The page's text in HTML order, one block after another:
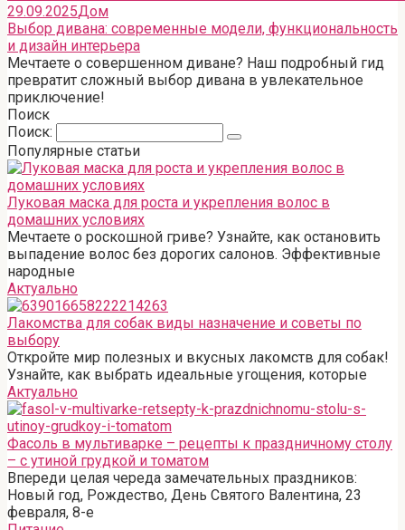
29.09.2025Дом
Выбор дивана: современные модели, функциональность
и дизайн интерьера
Мечтаете о совершенном диване? Наш подробный гид
превратит сложный выбор дивана в увлекательное
приключение!
Поиск
Поиск:
Популярные статьи
Луковая маска для роста и укрепления волос в
домашних условиях
Мечтаете о роскошной гриве? Узнайте, как остановить
выпадение волос без дорогих салонов. Эффективные
народные
Актуально
Лакомства для собак виды назначение и советы по
выбору
Откройте мир полезных и вкусных лакомств для собак!
Узнайте, как выбрать идеальные угощения, которые
Актуально
Фасоль в мультиварке – рецепты к праздничному столу
– с утиной грудкой и томатом
Впереди целая череда замечательных праздников:
Новый год, Рождество, День Святого Валентина, 23
февраля, 8-е